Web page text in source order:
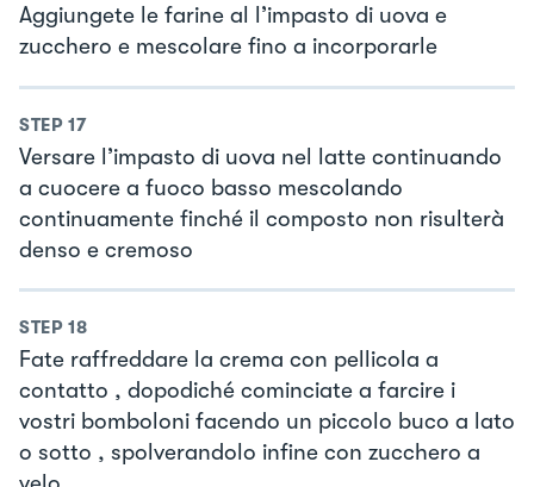
Aggiungete le farine al l’impasto di uova e
zucchero e mescolare fino a incorporarle
STEP 17
Versare l’impasto di uova nel latte continuando
a cuocere a fuoco basso mescolando
continuamente finché il composto non risulterà
denso e cremoso
STEP 18
Fate raffreddare la crema con pellicola a
contatto , dopodiché cominciate a farcire i
vostri bomboloni facendo un piccolo buco a lato
o sotto , spolverandolo infine con zucchero a